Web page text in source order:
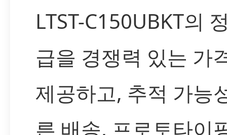
LTST-C150UBKT의
급을 경쟁력 있는 가
제공하고, 추적 가능
른 배송, 프로토타이